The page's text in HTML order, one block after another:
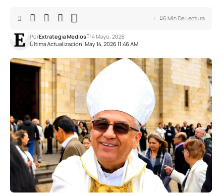
Última Actualización: May 14, 2026 11:46 AM
PorExtrategia Medios 14 Mayo, 2026
6 Min De Lectura